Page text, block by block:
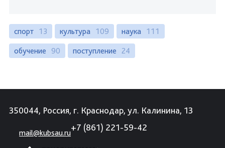
спорт 13 культура 109 наука 111
обучение 90 поступление 24
350044, Россия, г. Краснодар, ул. Калинина, 13
mail@kubsau.ru
+7 (861) 221-59-42